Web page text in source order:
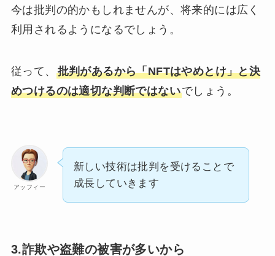
今は批判の的かもしれませんが、将来的には広く
利用されるようになるでしょう。
従って、 批判があるから「NFTはやめとけ」と決
めつけるのは適切な判断ではないでしょう。
アッフィー
新しい技術は批判を受けることで
成長していきます
3.詐欺や盗難の被害が多いから